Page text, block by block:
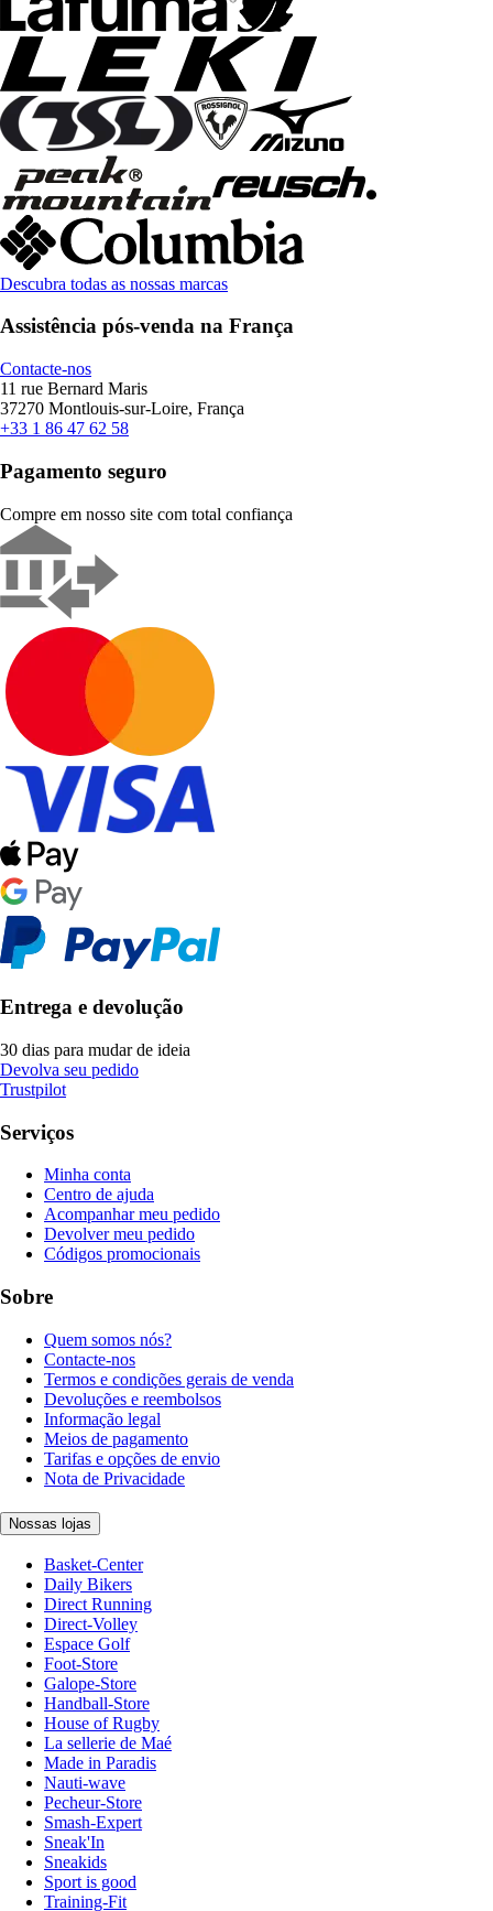
Descubra todas as nossas marcas
Assistência pós-venda na França
Contacte-nos
11 rue Bernard Maris
37270 Montlouis-sur-Loire, França
+33 1 86 47 62 58
Pagamento seguro
Compre em nosso site com total confiança
Entrega e devolução
30 dias para mudar de ideia
Devolva seu pedido
Trustpilot
Serviços
Minha conta
Centro de ajuda
Acompanhar meu pedido
Devolver meu pedido
Códigos promocionais
Sobre
Quem somos nós?
Contacte-nos
Termos e condições gerais de venda
Devoluções e reembolsos
Informação legal
Meios de pagamento
Tarifas e opções de envio
Nota de Privacidade
Nossas lojas
Basket-Center
Daily Bikers
Direct Running
Direct-Volley
Espace Golf
Foot-Store
Galope-Store
Handball-Store
House of Rugby
La sellerie de Maé
Made in Paradis
Nauti-wave
Pecheur-Store
Smash-Expert
Sneak'In
Sneakids
Sport is good
Training-Fit